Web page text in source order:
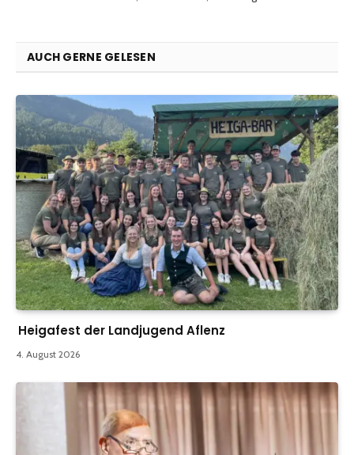
AUCH GERNE GELESEN
Heigafest der Landjugend Aflenz
4. August 2026